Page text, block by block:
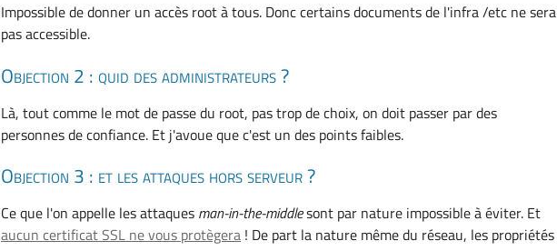
Impossible de donner un accès root à tous. Donc certains documents de l'infra /etc ne sera
pas accessible.
Objection 2 : quid des administrateurs ?
Là, tout comme le mot de passe du root, pas trop de choix, on doit passer par des
personnes de confiance. Et j'avoue que c'est un des points faibles.
Objection 3 : et les attaques hors serveur ?
Ce que l'on appelle les attaques man-in-the-middlesont par nature impossible à éviter. Et
aucun certificat SSL ne vous protègera ! De part la nature même du réseau, les propriétés